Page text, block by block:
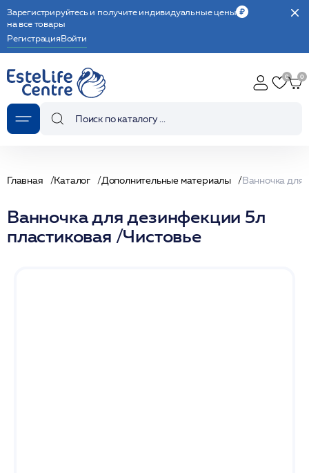
Зарегистрируйтесь и получите индивидуальные цены
на все товары
РегистрацияВойти
Главная Каталог Дополнительные материалы
Ванночка для дезинфекции 5л
пластиковая /Чистовье